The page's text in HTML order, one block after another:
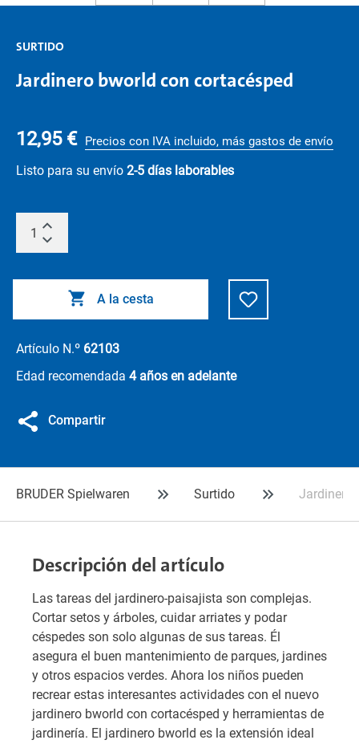
SURTIDO
Jardinero bworld con cortacésped
12,95 € Precios con IVA incluido, más gastos de envío
Listo para su envío 2-5 días laborables
A la cesta
Artículo N.º 62103
Edad recomendada 4 años en adelante
Compartir
BRUDER Spielwaren Surtido Jardinero
Descripción del artículo
Las tareas del jardinero-paisajista son complejas.
Cortar setos y árboles, cuidar arriates y podar
céspedes son solo algunas de sus tareas. Él
asegura el buen mantenimiento de parques, jardines
y otros espacios verdes. Ahora los niños pueden
recrear estas interesantes actividades con el nuevo
jardinero bworld con cortacésped y herramientas de
jardinería. El jardinero bworld es la extensión ideal